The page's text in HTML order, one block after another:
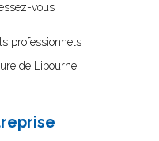
vous :
professionnels
de Libourne